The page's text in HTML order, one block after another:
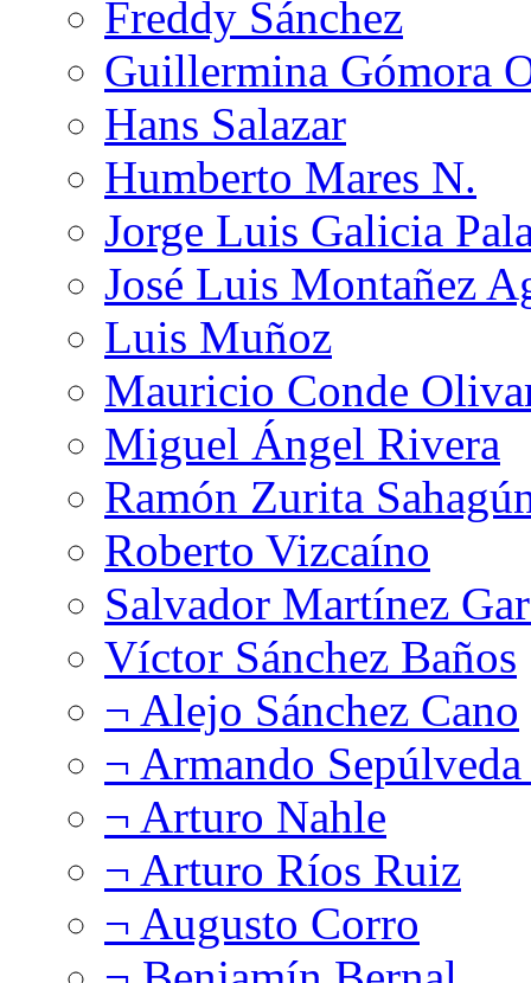
Freddy Sánchez
Guillermina Gómora
Hans Salazar
Humberto Mares N.
Jorge Luis Galicia
José Luis Montañez
Luis Muñoz
Mauricio Conde
Miguel Ángel Rivera
Ramón Zurita
Roberto Vizcaíno
Salvador Martínez
Víctor Sánchez Baños
¬ Alejo Sánchez Cano
¬ Armando
¬ Arturo Nahle
¬ Arturo Ríos Ruiz
¬ Augusto Corro